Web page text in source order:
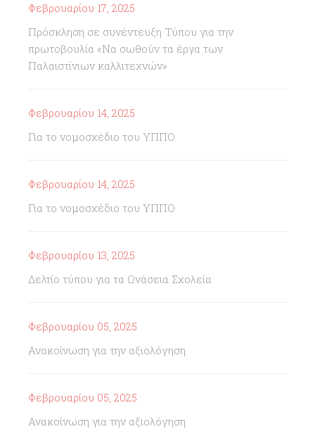
Φεβρουαρίου 17, 2025
Πρόσκληση σε συνέντευξη Τύπου για την
πρωτοβουλία «Να σωθούν τα έργα των
Παλαιστίνιων καλλιτεχνών»
Φεβρουαρίου 14, 2025
Για το νομοσχέδιο του ΥΠΠΟ
Φεβρουαρίου 14, 2025
Για το νομοσχέδιο του ΥΠΠΟ
Φεβρουαρίου 13, 2025
Δελτίο τύπου για τα Ωνάσεια Σχολεία
Φεβρουαρίου 05, 2025
Ανακοίνωση για την αξιολόγηση
Φεβρουαρίου 05, 2025
Ανακοίνωση για την αξιολόγηση